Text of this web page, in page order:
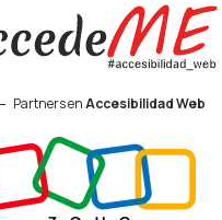
Partners enAccesibilidad Web